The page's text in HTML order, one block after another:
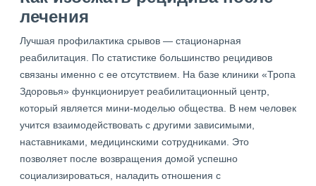
лечения
Лучшая профилактика срывов — стационарная
реабилитация. По статистике большинство рецидивов
связаны именно с ее отсутствием. На базе клиники «Тропа
Здоровья» функционирует реабилитационный центр,
который является мини-моделью общества. В нем человек
учится взаимодействовать с другими зависимыми,
наставниками, медицинскими сотрудниками. Это
позволяет после возвращения домой успешно
социализироваться, наладить отношения с